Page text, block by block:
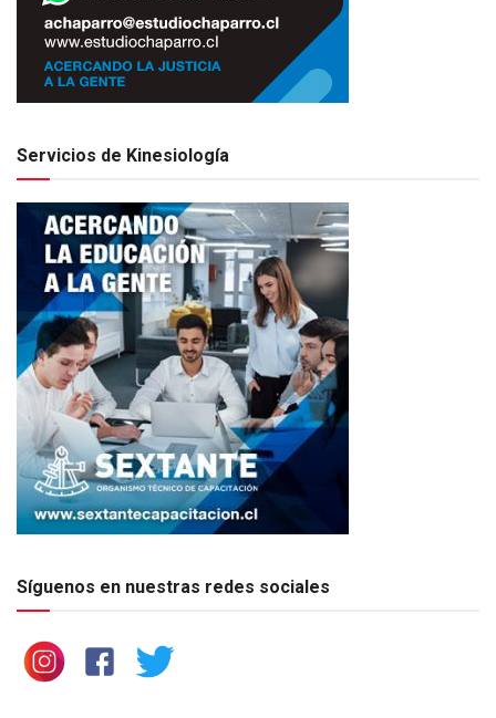
Servicios de Kinesiología
Síguenos en nuestras redes sociales